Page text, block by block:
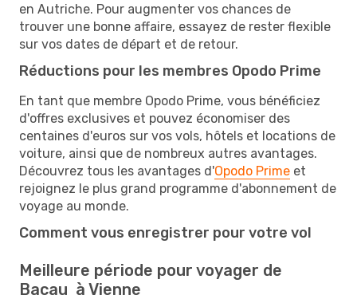
en Autriche. Pour augmenter vos chances de
trouver une bonne affaire, essayez de rester flexible
sur vos dates de départ et de retour.
Réductions pour les membres Opodo Prime
En tant que membre Opodo Prime, vous bénéficiez
d'offres exclusives et pouvez économiser des
centaines d'euros sur vos vols, hôtels et locations de
voiture, ainsi que de nombreux autres avantages.
Découvrez tous les avantages d'Opodo Prime et
rejoignez le plus grand programme d'abonnement de
voyage au monde.
Comment vous enregistrer pour votre vol
Meilleure période pour voyager de
Bacau à Vienne